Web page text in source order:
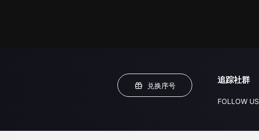
兑换序号
追踪社群
FOLLOW US